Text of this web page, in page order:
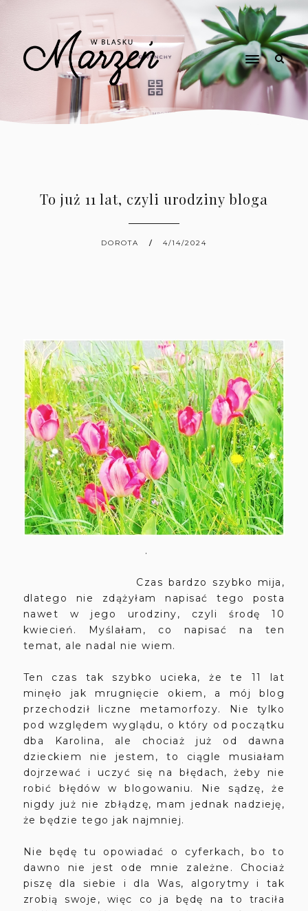
To już 11 lat, czyli urodziny bloga
DOROTA 4/14/2024
.
Czas bardzo szybko mija,
dlatego nie zdążyłam napisać tego posta
nawet w jego urodziny, czyli środę 10
kwiecień. Myślałam, co napisać na ten
temat, ale nadal nie wiem.
Ten czas tak szybko ucieka, że te 11 lat
minęło jak mrugnięcie okiem, a mój blog
przechodził liczne metamorfozy. Nie tylko
pod względem wyglądu, o który od początku
dba Karolina, ale chociaż już od dawna
dzieckiem nie jestem, to ciągle musiałam
dojrzewać i uczyć się na błędach, żeby nie
robić błędów w blogowaniu. Nie sądzę, że
nigdy już nie zbłądzę, mam jednak nadzieję,
że będzie tego jak najmniej.
Nie będę tu opowiadać o cyferkach, bo to
dawno nie jest ode mnie zależne. Chociaż
piszę dla siebie i dla Was, algorytmy i tak
zrobią swoje, więc co ja będę na to traciła